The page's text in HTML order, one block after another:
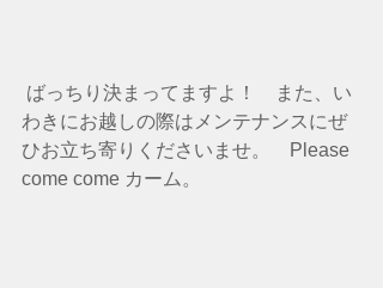
わきにお越しの際はメンテナンスにぜ
ひお立ち寄りくださいませ。　Please
come come カーム。